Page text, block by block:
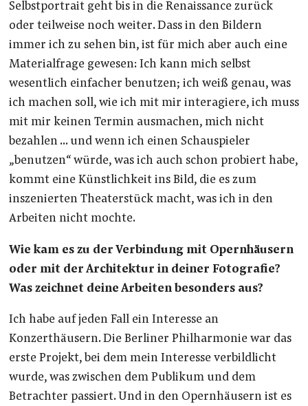
Selbstportrait geht bis in die Renaissance zurück
oder teilweise noch weiter. Dass in den Bildern
immer ich zu sehen bin, ist für mich aber auch eine
Materialfrage gewesen: Ich kann mich selbst
wesentlich einfacher benutzen; ich weiß genau, was
ich machen soll, wie ich mit mir interagiere, ich muss
mit mir keinen Termin ausmachen, mich nicht
bezahlen … und wenn ich einen Schauspieler
„benutzen“ würde, was ich auch schon probiert habe,
kommt eine Künstlichkeit ins Bild, die es zum
inszenierten Theaterstück macht, was ich in den
Arbeiten nicht mochte.
Wie kam es zu der Verbindung mit Opernhäusern
oder mit der Architektur in deiner Fotografie?
Was zeichnet deine Arbeiten besonders aus?
Ich habe auf jeden Fall ein Interesse an
Konzerthäusern. Die Berliner Philharmonie war das
erste Projekt, bei dem mein Interesse verbildlicht
wurde, was zwischen dem Publikum und dem
Betrachter passiert. Und in den Opernhäusern ist es